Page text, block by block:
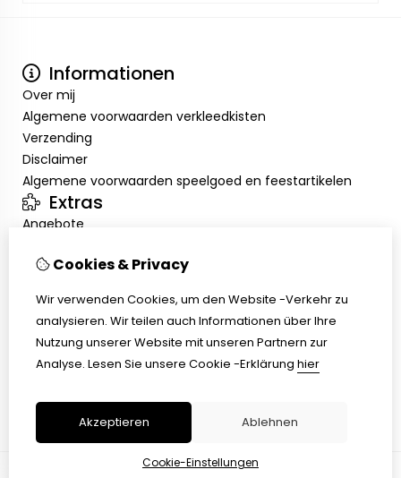
Informationen
Over mij
Algemene voorwaarden verkleedkisten
Verzending
Disclaimer
Algemene voorwaarden speelgoed en feestartikelen
Extras
Angebote
Inloggen
Kundenservice
Retouren
Cookies & Privacy
Wir verwenden Cookies, um den Website -Verkehr zu
analysieren. Wir teilen auch Informationen über Ihre
Nutzung unserer Website mit unseren Partnern zur
Analyse. Lesen Sie unsere Cookie -Erklärung hier
Akzeptieren Ablehnen
Cookie-Einstellungen